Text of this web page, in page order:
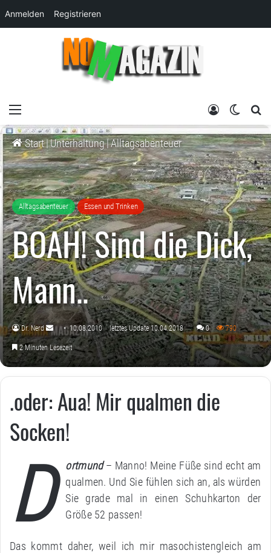
Anmelden Registrieren
Menü Skin
Anmelden
Start|Unterhaltung|Alltagsabenteuer
Alltagsabenteuer Essen und Trinken
BOAH! Sind die Dick,
Mann..
Dr. Nerd
Sende
uns
Mail
10.08.2010 letztes Update 10.04.2018 0 790
2 Minuten Lesezeit
.oder: Aua! Mir qualmen die
Socken!
D ortmund– Manno! Meine Füße sind echt am
qualmen. Und Sie fühlen sich an, als würden
Sie grade mal in einen Schuhkarton der
Größe 52 passen!
Das kommt daher, weil ich mir masochistengleich am